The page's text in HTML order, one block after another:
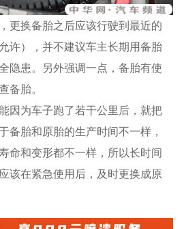
更换备胎之后应该行驶到最近的
许），并不建议车主长期用备胎
隐患。另外强调一点，备胎有使
备胎。
因为车子跑了若干公里后，就把
备胎和原胎的生产时间不一样，
命和变形都不一样，所以长时间
该在紧急使用后，及时更换成原